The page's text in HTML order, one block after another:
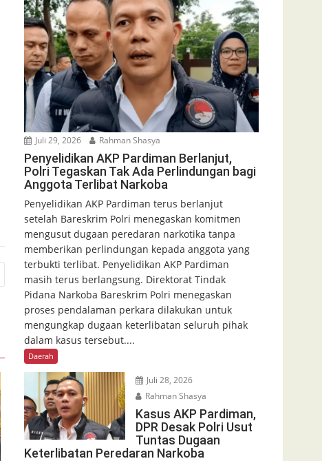
Juli 29, 2026 Rahman Shasya
Penyelidikan AKP Pardiman Berlanjut,
Polri Tegaskan Tak Ada Perlindungan bagi
Anggota Terlibat Narkoba
Penyelidikan AKP Pardiman terus berlanjut
setelah Bareskrim Polri menegaskan komitmen
mengusut dugaan peredaran narkotika tanpa
memberikan perlindungan kepada anggota yang
terbukti terlibat. Penyelidikan AKP Pardiman
masih terus berlangsung. Direktorat Tindak
Pidana Narkoba Bareskrim Polri menegaskan
proses pendalaman perkara dilakukan untuk
mengungkap dugaan keterlibatan seluruh pihak
dalam kasus tersebut....
Daerah
Juli 28, 2026
Rahman Shasya
Kasus AKP Pardiman,
DPR Desak Polri Usut
Tuntas Dugaan
Keterlibatan Peredaran Narkoba